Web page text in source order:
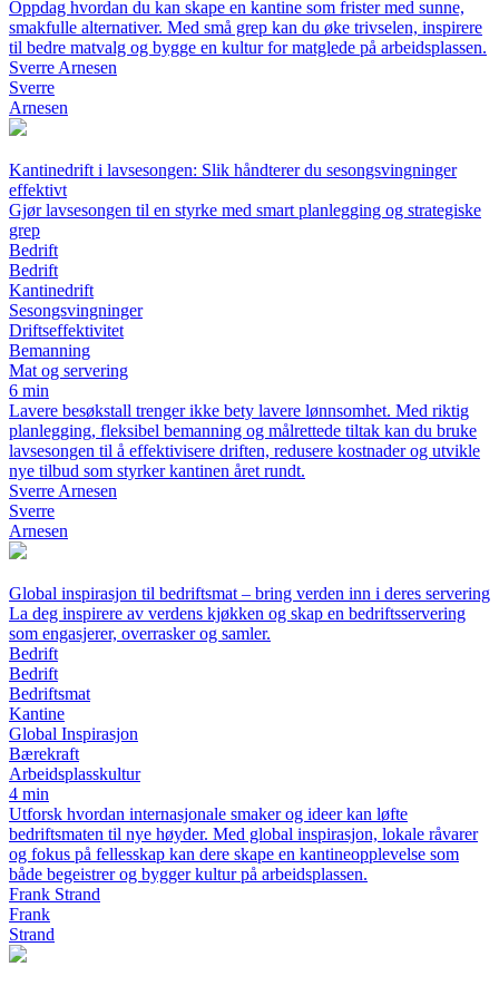
Oppdag hvordan du kan skape en kantine som frister med sunne,
smakfulle alternativer. Med små grep kan du øke trivselen, inspirere
til bedre matvalg og bygge en kultur for matglede på arbeidsplassen.
Sverre Arnesen
Sverre
Arnesen
Kantinedrift i lavsesongen: Slik håndterer du sesongsvingninger
effektivt
Gjør lavsesongen til en styrke med smart planlegging og strategiske
grep
Bedrift
Bedrift
Kantinedrift
Sesongsvingninger
Driftseffektivitet
Bemanning
Mat og servering
6 min
Lavere besøkstall trenger ikke bety lavere lønnsomhet. Med riktig
planlegging, fleksibel bemanning og målrettede tiltak kan du bruke
lavsesongen til å effektivisere driften, redusere kostnader og utvikle
nye tilbud som styrker kantinen året rundt.
Sverre Arnesen
Sverre
Arnesen
Global inspirasjon til bedriftsmat – bring verden inn i deres servering
La deg inspirere av verdens kjøkken og skap en bedriftsservering
som engasjerer, overrasker og samler.
Bedrift
Bedrift
Bedriftsmat
Kantine
Global Inspirasjon
Bærekraft
Arbeidsplasskultur
4 min
Utforsk hvordan internasjonale smaker og ideer kan løfte
bedriftsmaten til nye høyder. Med global inspirasjon, lokale råvarer
og fokus på fellesskap kan dere skape en kantineopplevelse som
både begeistrer og bygger kultur på arbeidsplassen.
Frank Strand
Frank
Strand